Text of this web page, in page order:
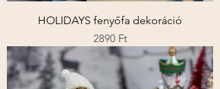
HOLIDAYS fenyőfa dekoráció
Ár
2890 Ft